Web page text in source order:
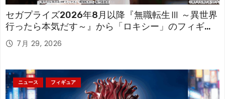
セガプライズ2026年8月以降『無職転生Ⅲ ～異世界
行ったら本気だす～』から「ロキシー」のフィギュ
アが登場！
7月 29, 2026
ニュース フィギュア